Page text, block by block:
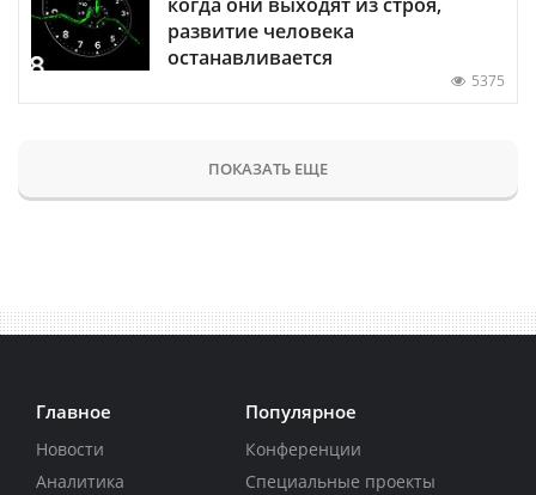
развитие человека
останавливается
5375
ПОКАЗАТЬ ЕЩЕ
Главное
Новости
Аналитика
Популярное
Конференции
Специальные проекты